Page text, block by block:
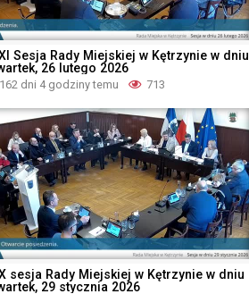
Sesja Rady Miejskiej w Kętrzynie w dniu
26 lutego 2026
162 dni 4 godziny temu 713
sesja Rady Miejskiej w Kętrzynie w dniu
29 stycznia 2026